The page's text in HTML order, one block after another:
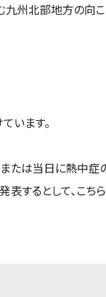
九州北部地方の向
います。
たは当日に熱中症
するとして、こち